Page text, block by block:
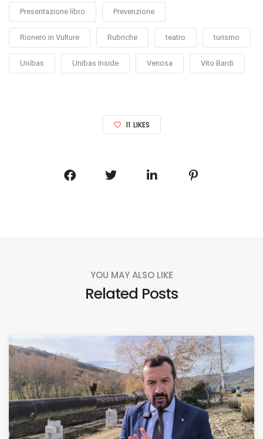
Presentazione libro Prevenzione
Rionero in Vulture Rubriche teatro turismo
Unibas Unibas Inside Venosa Vito Bardi
11 LIKES
YOU MAY ALSO LIKE
Related Posts